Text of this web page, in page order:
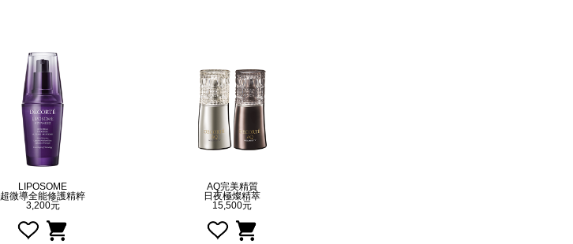
LIPOSOME
超微導全能修護精粹
3,200元
AQ完美精質
日夜極燦精萃
15,500元